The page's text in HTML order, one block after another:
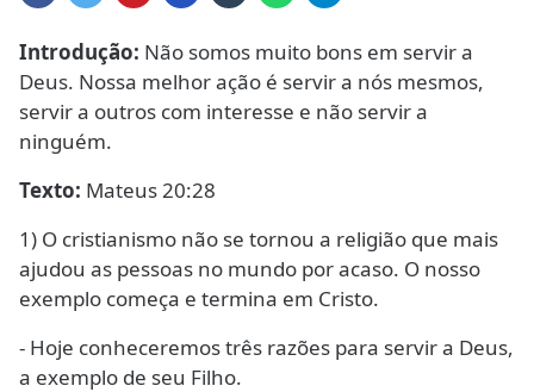
Introdução: Não somos muito bons em servir a
Deus. Nossa melhor ação é servir a nós mesmos,
servir a outros com interesse e não servir a
ninguém.
Texto: Mateus 20:28
1) O cristianismo não se tornou a religião que mais
ajudou as pessoas no mundo por acaso. O nosso
exemplo começa e termina em Cristo.
- Hoje conheceremos três razões para servir a Deus,
a exemplo de seu Filho.